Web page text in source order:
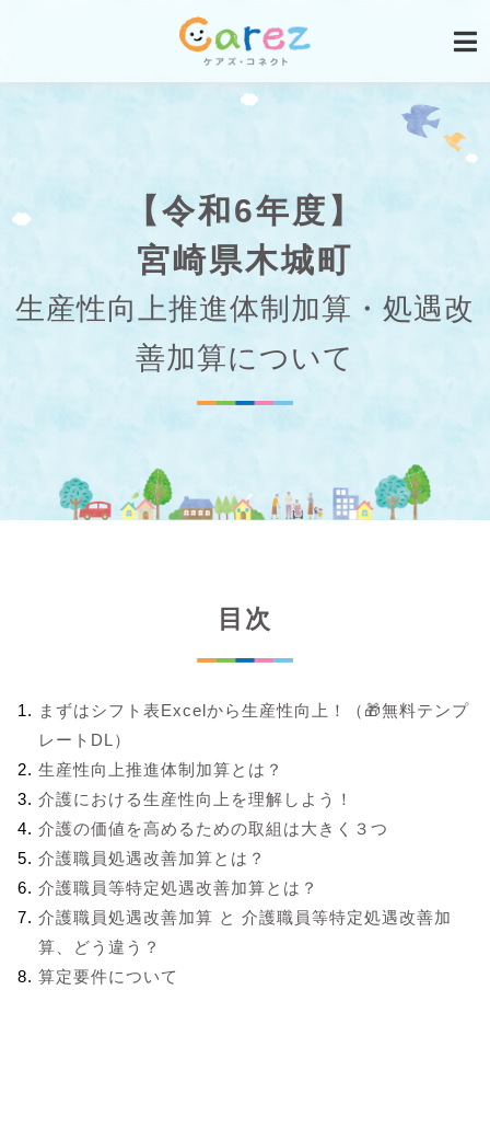
【令和6年度】
宮崎県木城町
生産性向上推進体制加算・処遇改
善加算について
目次
まずはシフト表Excelから生産性向上！（🎁無料テンプ
レートDL）
生産性向上推進体制加算とは？
介護における生産性向上を理解しよう！
介護の価値を高めるための取組は大きく３つ
介護職員処遇改善加算とは？
介護職員等特定処遇改善加算とは？
介護職員処遇改善加算 と 介護職員等特定処遇改善加
算、どう違う？
算定要件について